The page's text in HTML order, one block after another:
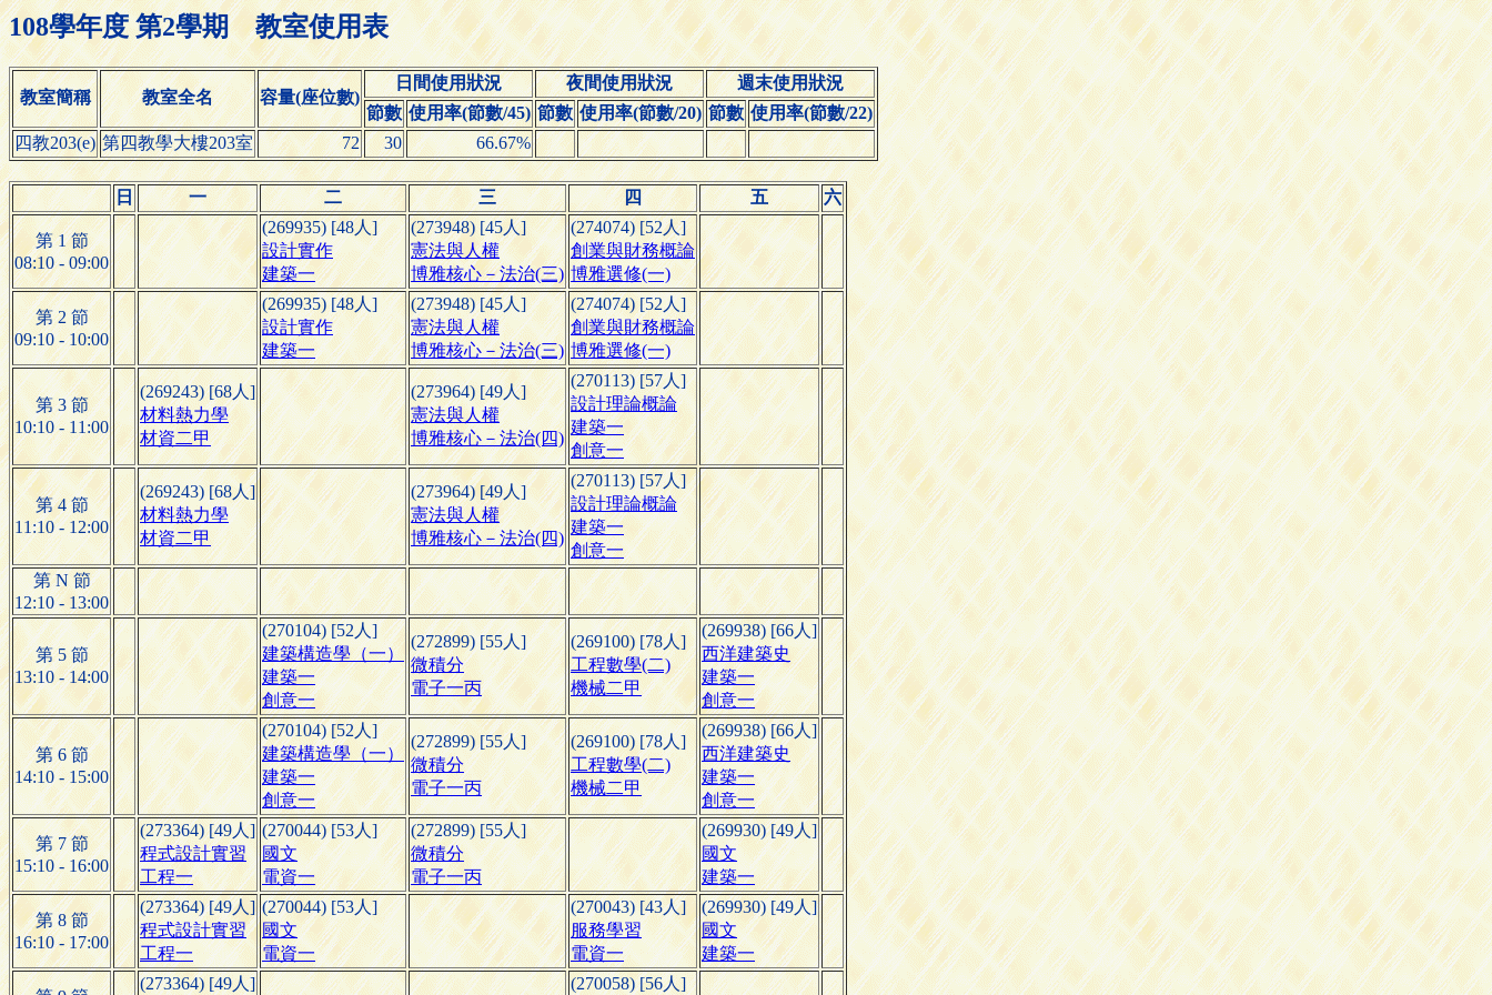
108學年度 第2學期 教室使用表
教室簡稱 教室全名 容量(座位數)
日間使用狀況 夜間使用狀況
週末使用狀況
節數 使用率(節數/45) 節數 使用率(節數/20) 節數 使用率(節數/22)
四教203(e) 第四教學大樓203室 72 30 66.67%
日 一 二 三 四 五 六
第 1 節
08:10 - 09:00
(269935) [48人]
設計實作
建築一
(273948) [45人]
憲法與人權
博雅核心－法治(三)
(274074) [52人]
創業與財務概論
博雅選修(一)
第 2 節
09:10 - 10:00
(269935) [48人]
設計實作
建築一
(273948) [45人]
憲法與人權
博雅核心－法治(三)
(274074) [52人]
創業與財務概論
博雅選修(一)
第 3 節
10:10 - 11:00
(269243) [68人]
材料熱力學
材資二甲
(273964) [49人]
憲法與人權
博雅核心－法治(四)
(270113) [57人]
設計理論概論
建築一
創意一
第 4 節
11:10 - 12:00
(269243) [68人]
材料熱力學
材資二甲
(273964) [49人]
憲法與人權
博雅核心－法治(四)
(270113) [57人]
設計理論概論
建築一
創意一
第 N 節
12:10 - 13:00
第 5 節
13:10 - 14:00
(270104) [52人]
建築構造學（一）
建築一
創意一
(272899) [55人]
微積分
電子一丙
(269100) [78人]
工程數學(二)
機械二甲
(269938) [66人]
西洋建築史
建築一
創意一
第 6 節
14:10 - 15:00
(270104) [52人]
建築構造學（一）
建築一
創意一
(272899) [55人]
微積分
電子一丙
(269100) [78人]
工程數學(二)
機械二甲
(269938) [66人]
西洋建築史
建築一
創意一
第 7 節
15:10 - 16:00
(273364) [49人]
程式設計實習
工程一
(270044) [53人]
國文
電資一
(272899) [55人]
微積分
電子一丙
(269930) [49人]
國文
建築一
第 8 節
16:10 - 17:00
(273364) [49人]
程式設計實習
工程一
(270044) [53人]
國文
電資一
(270043) [43人]
服務學習
電資一
(269930) [49人]
國文
建築一
(273364) [49人] (270058) [56人]